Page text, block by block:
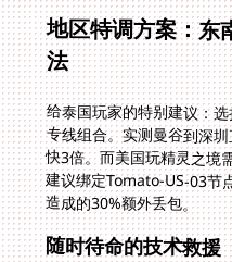
地区特调方案：东
法
给泰国玩家的特别建议：
专线组合。实测曼谷到深
快3倍。而美国玩精灵之境
建议绑定Tomato-US-03
造成的30%额外丢包。
随时待命的技术救援